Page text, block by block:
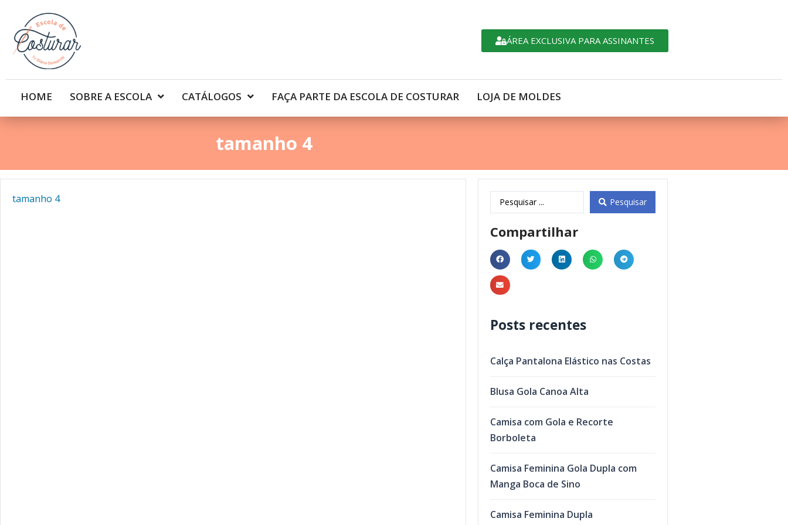
ÁREA EXCLUSIVA PARA ASSINANTES
HOME SOBRE A ESCOLA CATÁLOGOS FAÇA PARTE DA ESCOLA DE COSTURAR LOJA DE MOLDES
tamanho 4
tamanho 4 Pesquisar
Compartilhar
Posts recentes
Calça Pantalona Elástico nas Costas
Blusa Gola Canoa Alta
Camisa com Gola e Recorte
Borboleta
Camisa Feminina Gola Dupla com
Manga Boca de Sino
Camisa Feminina Dupla